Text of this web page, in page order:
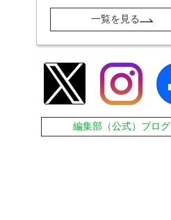
一覧を見る
編集部（公式）ブログ